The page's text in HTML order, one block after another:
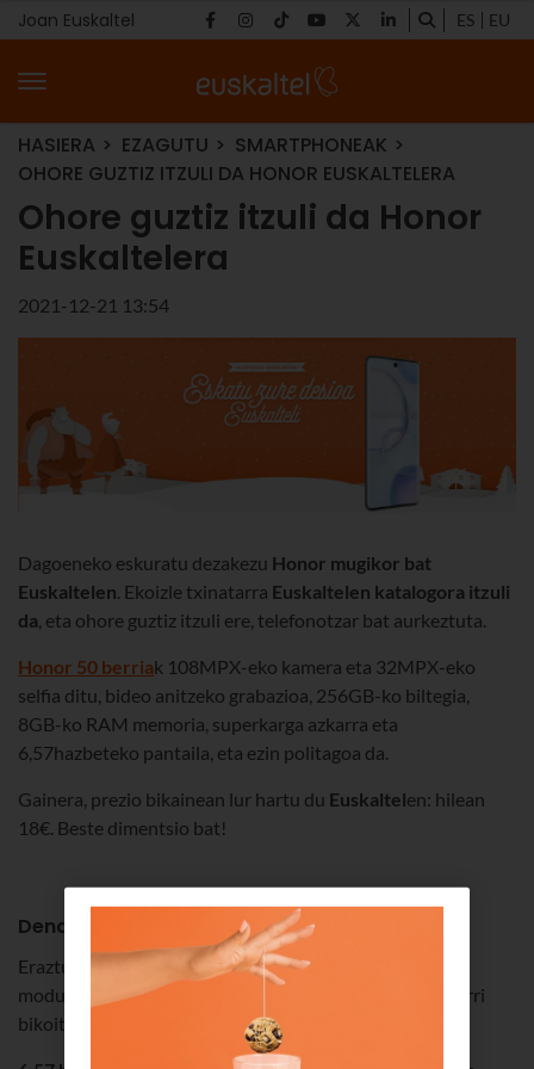
Joan Euskaltel ES EU
HASIERA EZAGUTU
SMARTPHONEAK
OHORE GUZTIZ ITZULI DA HONOR EUSKALTELERA
Ohore guztiz itzuli da Honor
Euskaltelera
2021-12-21 13:54
Dagoeneko eskuratu dezakezu Honor mugikor bat
Euskaltelen. Ekoizle txinatarra Euskaltelen katalogora itzuli
da, eta ohore guztiz itzuli ere, telefonotzar bat aurkeztuta.
Honor 50 berriak 108MPX-eko kamera eta 32MPX-eko
selfia ditu, bideo anitzeko grabazioa, 256GB-ko biltegia,
8GB-ko RAM memoria, superkarga azkarra eta
6,57hazbeteko pantaila, eta ezin politagoa da.
Gainera, prezio bikainean lur hartu du Euskaltelen: hilean
18€. Beste dimentsio bat!
Dena da bikoitza diseinuan
Eraztun bikoitzeko estetika atzeko kameraren
moduluarentzat, geruza eta testura bikoitza eta estalgarri
bikoitza.